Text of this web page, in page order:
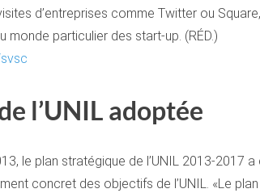
d’entreprises comme Twitter ou
monde particulier des start-up. (RÉD.)
l’UNIL adoptée
le plan stratégique de l’UNIL 2013-2017
concret des objectifs de l’UNIL. «Le